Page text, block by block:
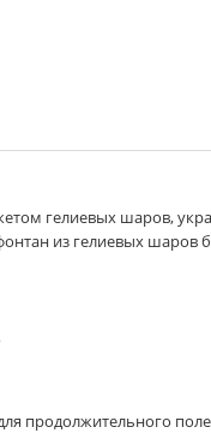
гелиевых шаров,
из гелиевых
продолжительного